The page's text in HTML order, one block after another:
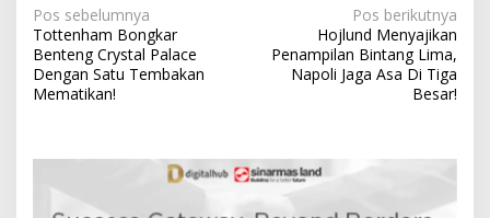
N
a
v
i
Pos sebelumnya
Tottenham Bongkar
Benteng Crystal Palace
Dengan Satu Tembakan
Mematikan!
Pos berikutnya
Hojlund Menyajikan
Penampilan Bintang Lima,
Napoli Jaga Asa Di Tiga
Besar!